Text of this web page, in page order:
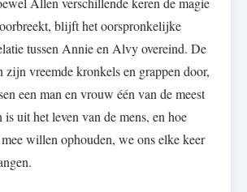
blijft het oorspronkelijke
tussen Annie en Alvy overeind. De
zijn vreemde kronkels en grappen door,
een man en vrouw één van de meest
uit het leven van de mens, en hoe
willen ophouden, we ons elke keer